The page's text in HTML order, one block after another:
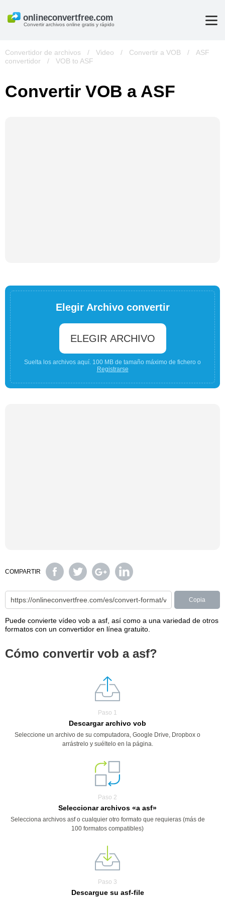
Convertir archivos online gratis y rápido
Convertidor de archivos / Video / Convertir a VOB /
ASF
convertidor
/ VOB to ASF
Convertir VOB a ASF
Elegir Archivo convertir
ELEGIR ARCHIVO
Suelta los archivos aquí. 100 MB de tamaño máximo de fichero o
Registrarse
COMPARTIR
Copia
Puede convierte vídeo vob a asf, así como a una variedad de otros
formatos con un convertidor en línea gratuito.
Cómo convertir vob a asf?
Paso 1
Descargar archivo vob
Seleccione un archivo de su computadora, Google Drive, Dropbox o
arrástrelo y suéltelo en la página.
Paso 2
Seleccionar archivos «a asf»
Selecciona archivos asf o cualquier otro formato que requieras (más de
100 formatos compatibles)
Paso 3
Descargue su asf-file